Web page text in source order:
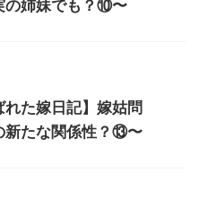
の姉妹でも？⑩〜
れた嫁日記】嫁姑問
新たな関係性？⑬〜